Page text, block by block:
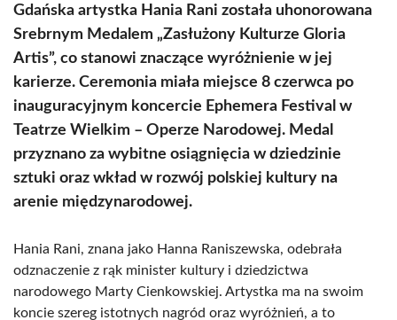
Gdańska artystka Hania Rani została uhonorowana
Srebrnym Medalem „Zasłużony Kulturze Gloria
Artis”, co stanowi znaczące wyróżnienie w jej
karierze. Ceremonia miała miejsce 8 czerwca po
inauguracyjnym koncercie Ephemera Festival w
Teatrze Wielkim – Operze Narodowej. Medal
przyznano za wybitne osiągnięcia w dziedzinie
sztuki oraz wkład w rozwój polskiej kultury na
arenie międzynarodowej.
Hania Rani, znana jako Hanna Raniszewska, odebrała
odznaczenie z rąk minister kultury i dziedzictwa
narodowego Marty Cienkowskiej. Artystka ma na swoim
koncie szereg istotnych nagród oraz wyróżnień, a to